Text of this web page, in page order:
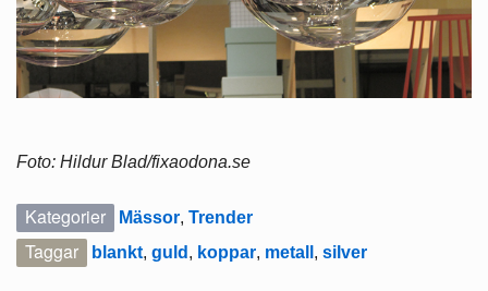
Foto: Hildur Blad/fixaodona.se
Kategorier Mässor, Trender
Taggar blankt, guld , koppar, metall , silver